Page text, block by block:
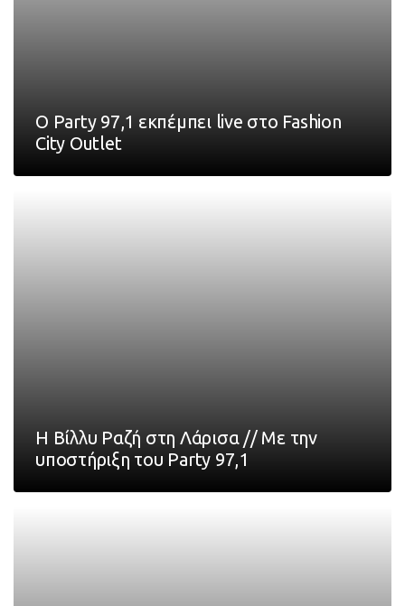
Ο Party 97,1 εκπέμπει live στο Fashion
City Outlet
Η Βίλλυ Ραζή στη Λάρισα // Με την
υποστήριξη του Party 97,1